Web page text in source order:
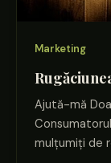
Marketing
Ajută-mă
mulțumiți de